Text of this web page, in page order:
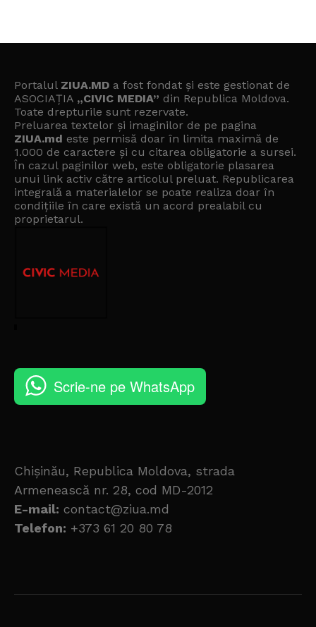
Portalul ZIUA.MD a fost fondat și este gestionat de
ASOCIAȚIA „CIVIC MEDIA” din Republica Moldova.
Toate drepturile sunt rezervate.
Preluarea textelor și imaginilor de pe pagina
ZIUA.md este permisă doar în limita maximă de
1.000 de caractere și cu citarea obligatorie a sursei.
În cazul paginilor web, este obligatorie plasarea
unui link activ către articolul preluat. Republicarea
integrală a materialelor se poate realiza doar în
condițiile în care există un acord prealabil cu
proprietarul.
Scrie-ne pe WhatsApp
Chișinău, Republica Moldova, strada
Armenească nr. 28, cod MD-2012
E-mail: contact@ziua.md
Telefon: +373 61 20 80 78